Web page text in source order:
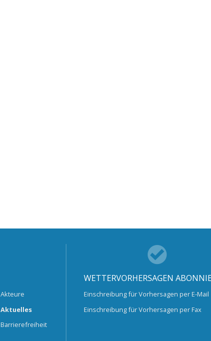
Akteure
Aktuelles
Barrierefreiheit
WETTERVORHERSAGEN
Einschreibung für Vorhersagen per E-Mail
Einschreibung für Vorhersagen per Fax